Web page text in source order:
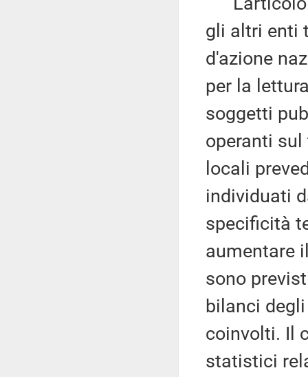
gli altri enti
d'azione
per la
soggetti
operanti
locali
individuati
specificità
aumentare
sono
bilanci
coinvolti. Il
statistici